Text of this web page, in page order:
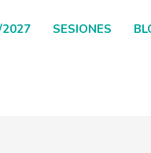
2027 SESIONES